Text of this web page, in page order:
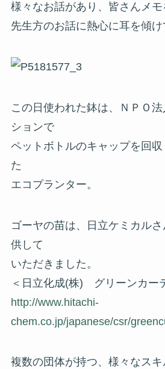
様々なお話があり、皆さんメモ
先生方のお話に熱心に耳を傾け
この日使われた鉢は、ＮＰＯ
ションで
ペットボトルのキャップを回
た
エコプランター。
ゴーヤの苗は、日立ケミカル
供して
いただきました。
＜日立化成(株) グリーンカー
http://www.hitachi-
chem.co.jp/japanese/csr/
複数の団体が持つ、様々なス